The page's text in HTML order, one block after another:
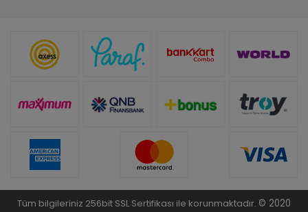
Tüm bilgileriniz 256bit SSL Sertifikası ile korunmaktadır. © 2020